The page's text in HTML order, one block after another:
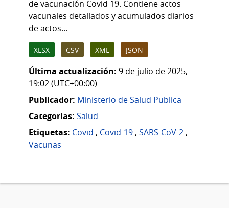
de vacunación Covid 19. Contiene actos
vacunales detallados y acumulados diarios
de actos...
XLSX CSV XML JSON
Última actualización: 9 de julio de 2025,
19:02 (UTC+00:00)
Publicador: Ministerio de Salud Publica
Categorias: Salud
Etiquetas: Covid , Covid-19 , SARS-CoV-2 ,
Vacunas